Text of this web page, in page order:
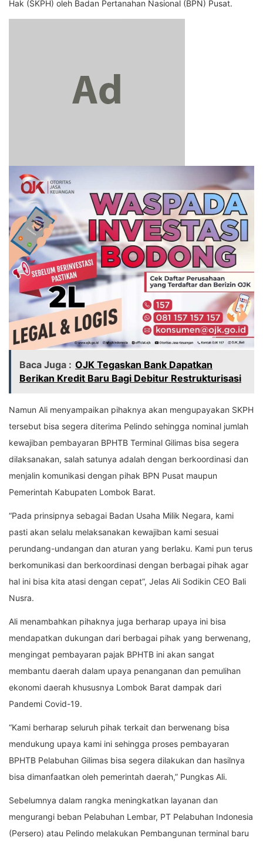
Hak (SKPH) oleh Badan Pertanahan Nasional (BPN) Pusat.
Baca Juga : OJK Tegaskan Bank Dapatkan
Berikan Kredit Baru Bagi Debitur Restrukturisasi
Namun Ali menyampaikan pihaknya akan mengupayakan SKPH
tersebut bisa segera diterima Pelindo sehingga nominal jumlah
kewajiban pembayaran BPHTB Terminal Gilimas bisa segera
dilaksanakan, salah satunya adalah dengan berkoordinasi dan
menjalin komunikasi dengan pihak BPN Pusat maupun
Pemerintah Kabupaten Lombok Barat.
“Pada prinsipnya sebagai Badan Usaha Milik Negara, kami
pasti akan selalu melaksanakan kewajiban kami sesuai
perundang-undangan dan aturan yang berlaku. Kami pun terus
berkomunikasi dan berkoordinasi dengan berbagai pihak agar
hal ini bisa kita atasi dengan cepat”, Jelas Ali Sodikin CEO Bali
Nusra.
Ali menambahkan pihaknya juga berharap upaya ini bisa
mendapatkan dukungan dari berbagai pihak yang berwenang,
mengingat pembayaran pajak BPHTB ini akan sangat
membantu daerah dalam upaya penanganan dan pemulihan
ekonomi daerah khususnya Lombok Barat dampak dari
Pandemi Covid-19.
“Kami berharap seluruh pihak terkait dan berwenang bisa
mendukung upaya kami ini sehingga proses pembayaran
BPHTB Pelabuhan Gilimas bisa segera dilakukan dan hasilnya
bisa dimanfaatkan oleh pemerintah daerah,” Pungkas Ali.
Sebelumnya dalam rangka meningkatkan layanan dan
mengurangi beban Pelabuhan Lembar, PT Pelabuhan Indonesia
(Persero) atau Pelindo melakukan Pembangunan terminal baru